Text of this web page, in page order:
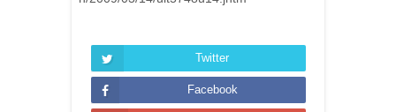
Twitter
Facebook